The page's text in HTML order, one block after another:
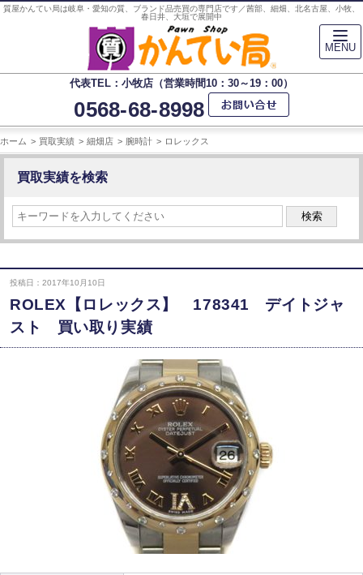
質屋かんてい局は岐阜・愛知の質、ブランド品売買の専門店です／茜部、細畑、北名古屋、小牧、
春日井、大垣で展開中
代表TEL：小牧店（営業時間10：30～19：00）
0568-68-8998
ホーム 買取実績 細畑店 腕時計 ロレックス
買取実績を検索
検索
投稿日：2017年10月10日
ROLEX【ロレックス】 178341 デイトジャ
スト 買い取り実績
MENU